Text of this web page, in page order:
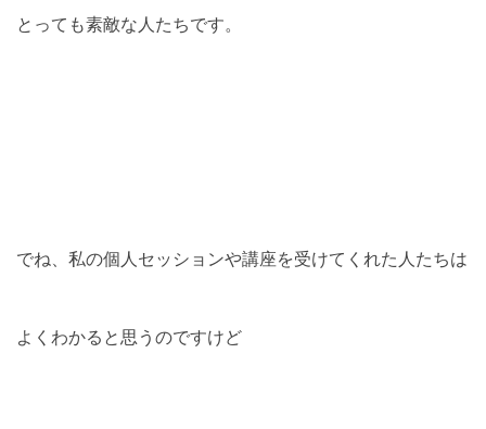
とっても素敵な人たちです。
でね、私の個人セッションや講座を受けてくれた人たちは
よくわかると思うのですけど